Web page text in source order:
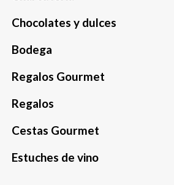
Chocolates y dulces
Bodega
Regalos Gourmet
Regalos
Cestas Gourmet
Estuches de vino